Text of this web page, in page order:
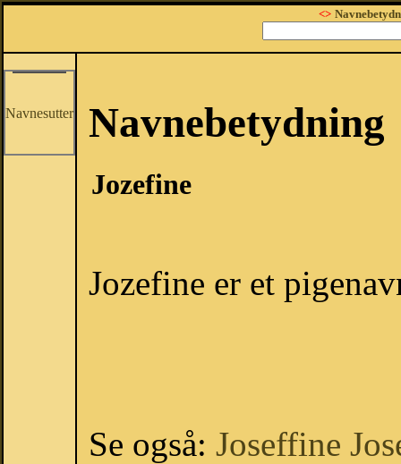
<>
Navnesutter Navnebetydning
Jozefine
Jozefine er et
Se også: Joseffine